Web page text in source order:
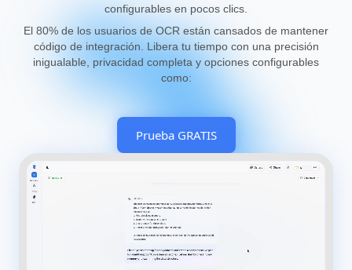
configurables en pocos clics.
El 80% de los usuarios de OCR están cansados de mantener
código de integración. Libera tu tiempo con una precisión
inigualable, privacidad completa y opciones configurables
como:
Prueba GRATIS